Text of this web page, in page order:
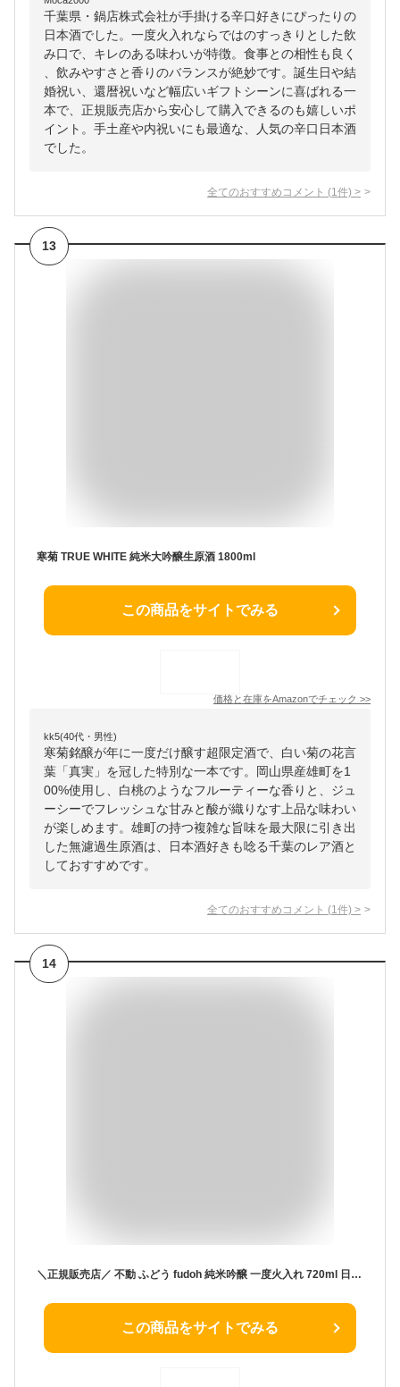
千葉県・鍋店株式会社が手掛ける辛口好きにぴったりの
日本酒でした。一度火入れならではのすっきりとした飲
み口で、キレのある味わいが特徴。食事との相性も良く
、飲みやすさと香りのバランスが絶妙です。誕生日や結
婚祝い、還暦祝いなど幅広いギフトシーンに喜ばれる一
本で、正規販売店から安心して購入できるのも嬉しいポ
イント。手土産や内祝いにも最適な、人気の辛口日本酒
でした。
全てのおすすめコメント (1 件) >
13
寒菊 TRUE WHITE 純米大吟醸生原酒 1800ml
この商品をサイトでみる
価格と在庫をAmazonでチェック >>
kk5(40代・男性)
寒菊銘醸が年に一度だけ醸す超限定酒で、白い菊の花言
葉「真実」を冠した特別な一本です。岡山県産雄町を1
00%使用し、白桃のようなフルーティーな香りと、ジュ
ーシーでフレッシュな甘みと酸が織りなす上品な味わい
が楽しめます。雄町の持つ複雑な旨味を最大限に引き出
した無濾過生原酒は、日本酒好きも唸る千葉のレア酒と
しておすすめです。
全てのおすすめコメント (1 件) >
14
＼正規販売店／ 不動 ふどう fudoh 純米吟醸 一度火入れ 720ml 日本酒 お酒 酒 SAKE 千葉県 鍋店株式会社 美好屋酒店 有名 人気 飲みやすい ギフト プレゼント お祝い 贈り物 誕生日 退職祝い 結婚祝い 還暦祝い 内祝い 手土産
この商品をサイトでみる